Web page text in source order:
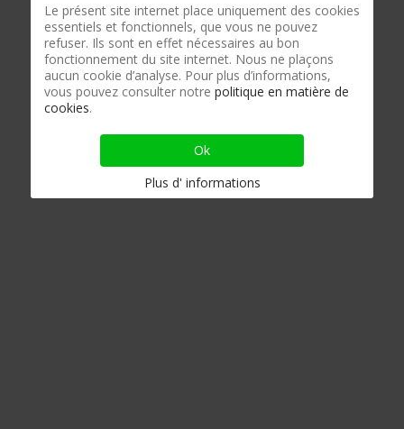
Le présent site internet place uniquement des cookies
essentiels et fonctionnels, que vous ne pouvez
refuser. Ils sont en effet nécessaires au bon
fonctionnement du site internet. Nous ne plaçons
aucun cookie d’analyse. Pour plus d’informations,
vous pouvez consulter notre politique en matière de
cookies.
Ok
Plus d' informations